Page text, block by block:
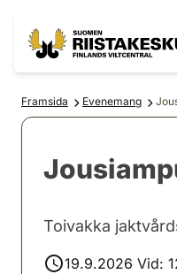
Framsida Evenemang
Toivakka
19.9.2026 Vid: